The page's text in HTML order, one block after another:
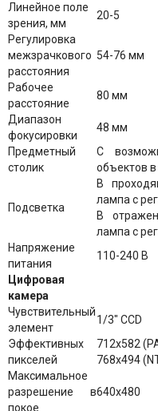
Линейное поле
зрения, мм
20-5
Регулировка
межзрачкового
расстояния
54-76 мм
Рабочее
расстояние
80 мм
Диапазон
фокусировки
48 мм
Предметный
столик
С
объектов
Подсветка
В
лампа с
В
лампа с
Напряжение
питания
110-240 В
Цифровая
камера
Чувствительный
элемент
1/3" CCD
Эффективных
пикселей
712x582
768x494
Максимальное
разрешение в
покое
640x480